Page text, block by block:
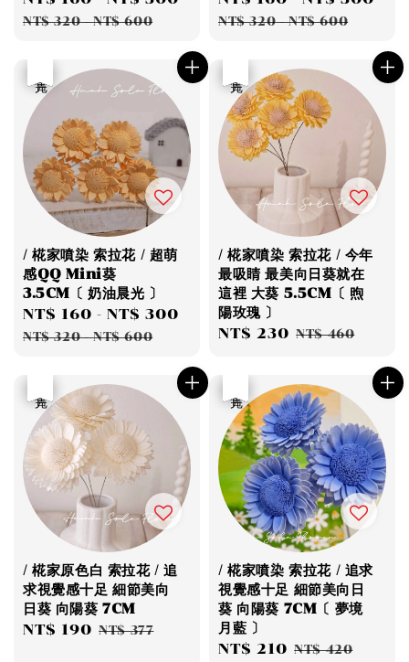
price
price
NT$ 320-NT$ 600
price
NT$ 320-NT$ 600
/ 椛家噴染 索拉花 / 超萌
感QQ Mini葵
3.5CM〔 奶油晨光 〕
Sale
price
NT$ 160 -NT$ 300
Regular
price
NT$ 320-NT$ 600
/ 椛家噴染 索拉花 / 今年
最吸睛 最美向日葵就在
這裡 大葵 5.5CM〔 煦
陽玫瑰 〕
Sale
NT$ 230 Regular
NT$ 460
/ 椛家原色白 索拉花 / 追
求視覺感十足 細節美向
日葵 向陽葵 7CM
Sale
NT$ 190 Regular
NT$ 377
/ 椛家噴染 索拉花 / 追求
視覺感十足 細節美向日
葵 向陽葵 7CM〔 夢境
月藍 〕
Sale
NT$ 210 Regular
NT$ 420